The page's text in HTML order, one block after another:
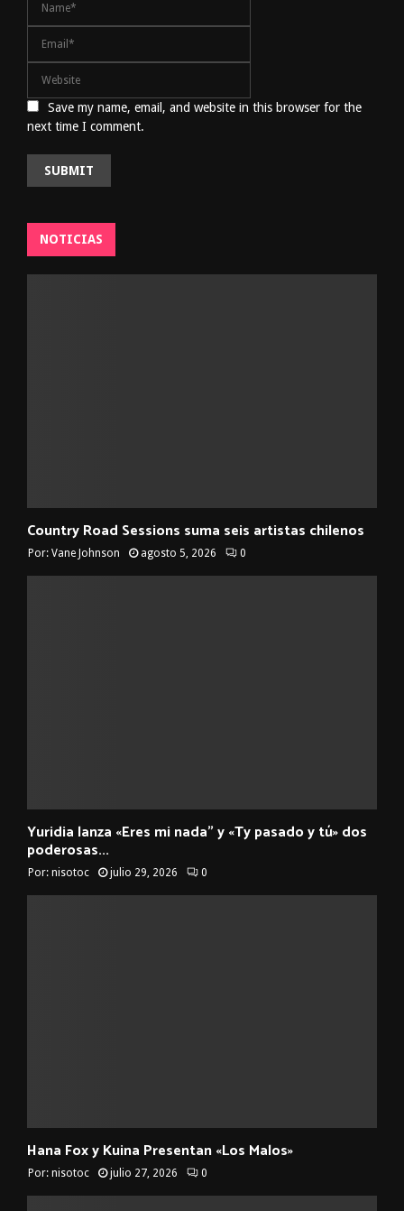
Save my name, email, and website in this browser for the
next time I comment.
NOTICIAS
Country Road Sessions suma seis artistas chilenos
Por: Vane Johnson agosto 5, 2026 0
Yuridia lanza «Eres mi nada” y «Ty pasado y tú» dos
poderosas...
Por: nisotoc julio 29, 2026 0
Hana Fox y Kuina Presentan «Los Malos»
Por: nisotoc julio 27, 2026 0